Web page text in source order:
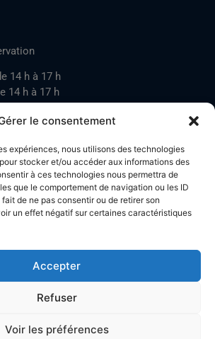
le consentement
expériences, nous utilisons des technologies
stocker et/ou accéder aux informations des
à ces technologies nous permettra de
que le comportement de navigation ou les ID
de ne pas consentir ou de retirer son
un effet négatif sur certaines caractéristiques
Accepter
Refuser
Voir les préférences
14 h à 17 h
14 h à 17 h
17 h à 20 h
17 h à 20 h
de 14 h à 17 h
de tir LA BOTZACHE
Près de Mazembroz
Tel: +41 (0)79 220 41 69
Plan d'accès